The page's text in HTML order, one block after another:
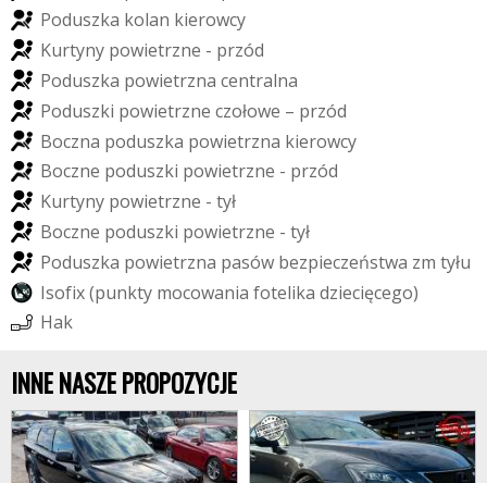
Poduszka kolan kierowcy
Kurtyny powietrzne - przód
Poduszka powietrzna centralna
Poduszki powietrzne czołowe – przód
Boczna poduszka powietrzna kierowcy
Boczne poduszki powietrzne - przód
Kurtyny powietrzne - tył
Boczne poduszki powietrzne - tył
Poduszka powietrzna pasów bezpieczeństwa zm tyłu
Isofix(punkty mocowania fotelika dziecięcego)
Hak
INNE NASZE PROPOZYCJE